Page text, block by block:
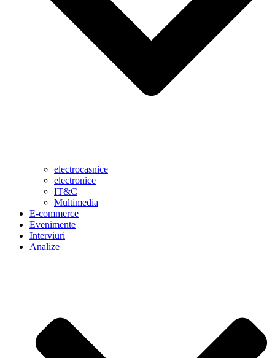
electrocasnice
electronice
IT&C
Multimedia
E-commerce
Evenimente
Interviuri
Analize